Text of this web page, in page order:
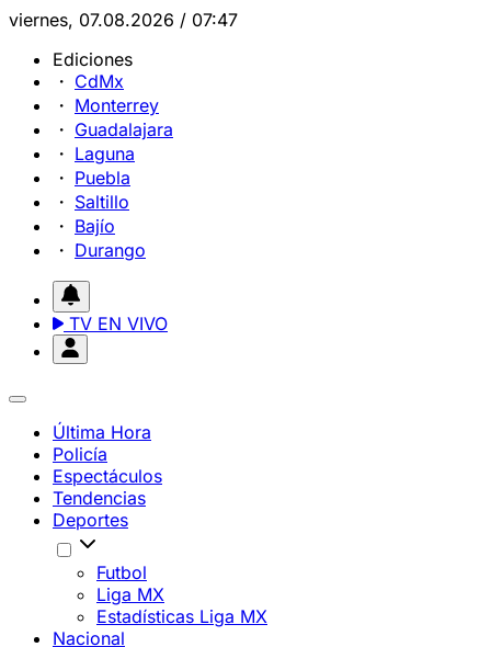
viernes, 07.08.2026 / 07:47
Ediciones
CdMx
Monterrey
Guadalajara
Laguna
Puebla
Saltillo
Bajío
Durango
TV EN VIVO
Última Hora
Policía
Espectáculos
Tendencias
Deportes
Futbol
Liga MX
Estadísticas Liga MX
Nacional